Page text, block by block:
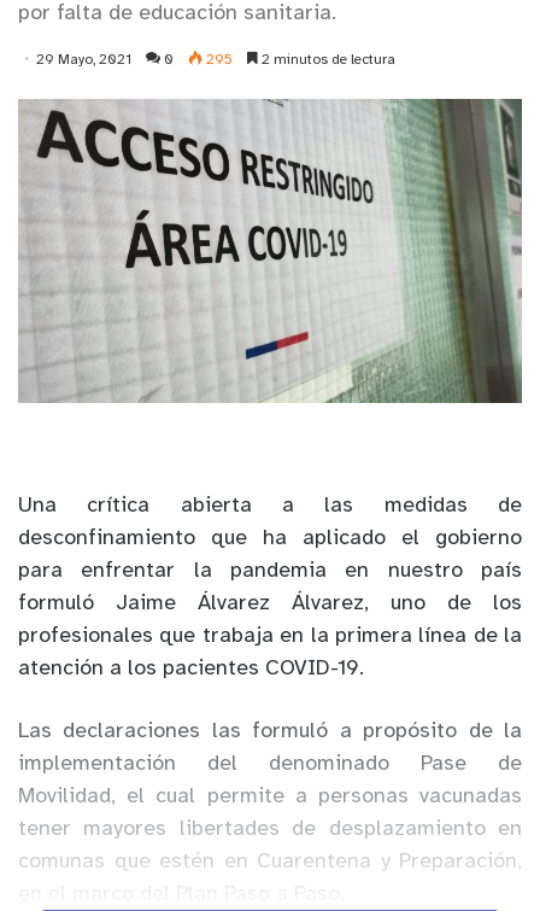
por falta de educación sanitaria.
29 Mayo, 2021 0 295 2 minutos de lectura
Una crítica abierta a las medidas de
desconfinamiento que ha aplicado el gobierno
para enfrentar la pandemia en nuestro país
formuló Jaime Álvarez Álvarez, uno de los
profesionales que trabaja en la primera línea de la
atención a los pacientes COVID-19.
Las declaraciones las formuló a propósito de la
implementación del denominado Pase de
Movilidad, el cual permite a personas vacunadas
tener mayores libertades de desplazamiento en
comunas que estén en Cuarentena y Preparación,